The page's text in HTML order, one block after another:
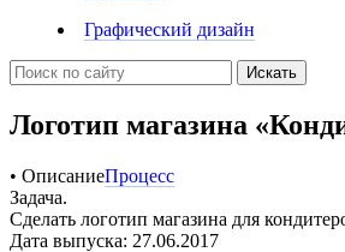
Графический дизайн
Искать
Логотип магазина
• ОписаниеПроцесс
Задача.
Сделать логотип магазина для
Дата выпуска: 27.06.2017